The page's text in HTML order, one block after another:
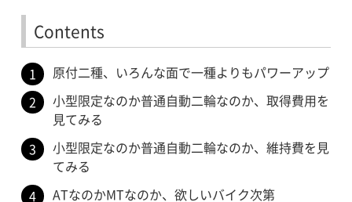
Contents
原付二種、いろんな面で一種よりもパワーアップ
小型限定なのか普通自動二輪なのか、取得費用を
見てみる
小型限定なのか普通自動二輪なのか、維持費を見
てみる
ATなのかMTなのか、欲しいバイク次第